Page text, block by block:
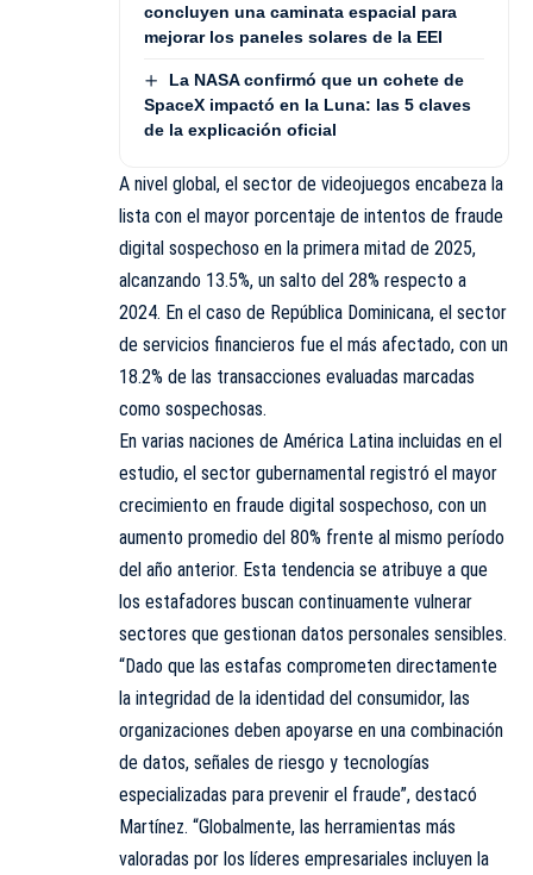
concluyen una caminata espacial para
mejorar los paneles solares de la EEI
La NASA confirmó que un cohete de
SpaceX impactó en la Luna: las 5 claves
de la explicación oficial
A nivel global, el sector de videojuegos encabeza la
lista con el mayor porcentaje de intentos de fraude
digital sospechoso en la primera mitad de 2025,
alcanzando 13.5%, un salto del 28% respecto a
2024. En el caso de República Dominicana, el sector
de servicios financieros fue el más afectado, con un
18.2% de las transacciones evaluadas marcadas
como sospechosas.
En varias naciones de América Latina incluidas en el
estudio, el sector gubernamental registró el mayor
crecimiento en fraude digital sospechoso, con un
aumento promedio del 80% frente al mismo período
del año anterior. Esta tendencia se atribuye a que
los estafadores buscan continuamente vulnerar
sectores que gestionan datos personales sensibles.
“Dado que las estafas comprometen directamente
la integridad de la identidad del consumidor, las
organizaciones deben apoyarse en una combinación
de datos, señales de riesgo y tecnologías
especializadas para prevenir el fraude”, destacó
Martínez. “Globalmente, las herramientas más
valoradas por los líderes empresariales incluyen la